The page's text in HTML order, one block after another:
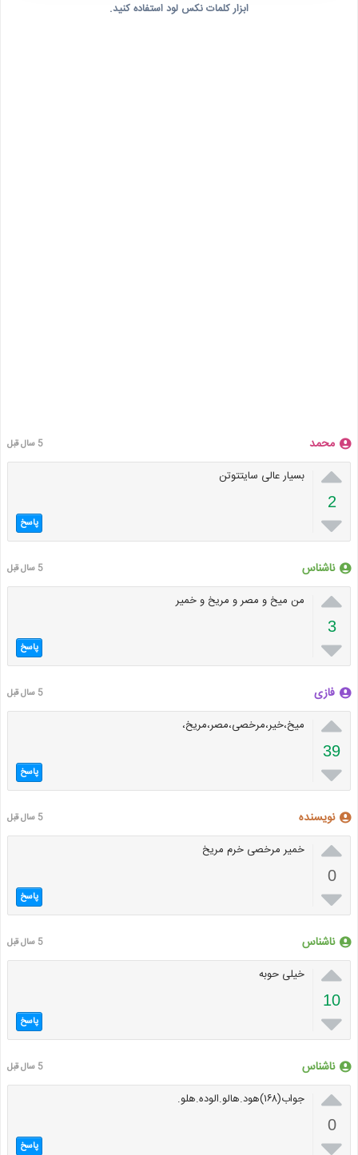
ابزار کلمات نکس لود استفاده کنید.
محمد 5 سال قبل

2

بسیار عالی سایتتوتن
پاسخ
ناشناس 5 سال قبل

3

من میخ و مصر و مریخ و خمیر
پاسخ
فازی 5 سال قبل

39

میخ،خیر،مرخصی،مصر،مریخ،
پاسخ
نویسنده 5 سال قبل

0

خمیر مرخصی خرم مریخ
پاسخ
ناشناس 5 سال قبل

10

خیلی حوبه
پاسخ
ناشناس 5 سال قبل

0
جواب(۱۶۸)هود.هالو.الوده.هلو.
پاسخ